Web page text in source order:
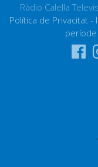
Ràdio Calella
Política de Privacitat -
període